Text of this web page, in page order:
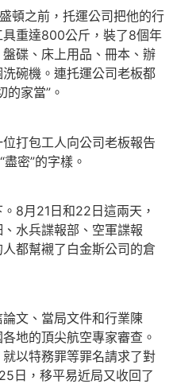
之前，托運公司把他的行
重達800公斤，裝了8個年
碟、床上用品、冊本、辦
碗機。連托運公司老板都
家當”。
打包工人向公司老板報告
密”的字樣。
8月21日和22日這兩天，
水兵諜報部、空軍諜報
都幫襯了白金斯公司的倉
文、當局文件和行業陳
地的頂尖航空專家審查。
以特務罪等罪名請求了對
日，移平易近局又收回了